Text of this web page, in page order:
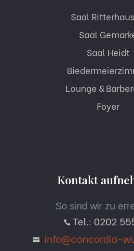
Saal
Saal
Saal Heidt
Lounge &
Foyer
Kontakt
So sind wir zu
 Tel.: 0202
 info@concordia-